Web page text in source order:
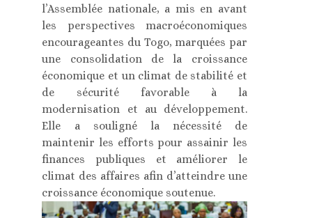
l’Assemblée nationale, a mis en avant
les perspectives macroéconomiques
encourageantes du Togo, marquées par
une consolidation de la croissance
économique et un climat de stabilité et
de sécurité favorable à la
modernisation et au développement.
Elle a souligné la nécessité de
maintenir les efforts pour assainir les
finances publiques et améliorer le
climat des affaires afin d’atteindre une
croissance économique soutenue.